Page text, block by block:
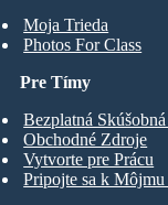
Moja Trieda
Photos For Class
Pre Tímy
Bezplatná
Obchodné Zdroje
Vytvorte pre Prácu
Pripojte sa k